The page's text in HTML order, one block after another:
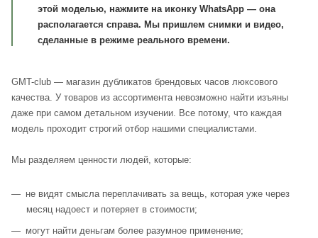
этой моделью, нажмите на иконку WhatsApp — она
располагается справа. Мы пришлем снимки и видео,
сделанные в режиме реального времени.
GMT-club — магазин дубликатов брендовых часов люксового
качества. У товаров из ассортимента невозможно найти изъяны
даже при самом детальном изучении. Все потому, что каждая
модель проходит строгий отбор нашими специалистами.
Мы разделяем ценности людей, которые:
не видят смысла переплачивать за вещь, которая уже через
месяц надоест и потеряет в стоимости;
могут найти деньгам более разумное применение;